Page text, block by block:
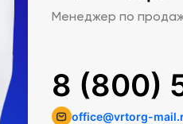
Менеджер по
8 (800)
office@vrtorg-